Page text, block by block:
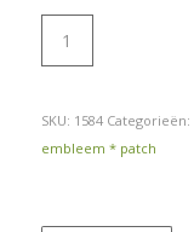
SKU: 1584 Categorieën:
embleem * patch